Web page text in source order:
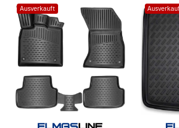
Ausverkauft